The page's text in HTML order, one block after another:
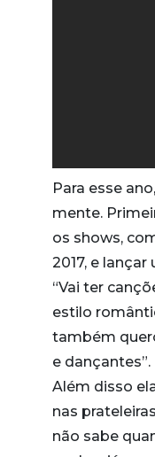
Para esse
mente.
os shows,
2017, e lançar
“Vai ter
estilo
também
e dançantes”.
Além disso
nas
não sabe